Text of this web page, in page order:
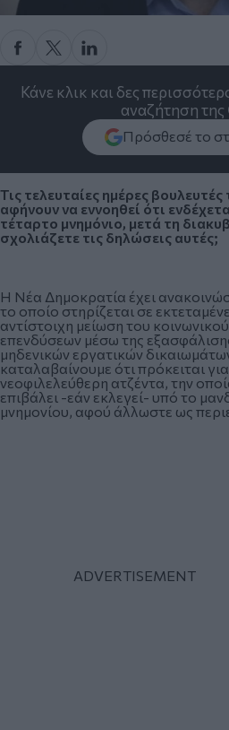
Κάνε κλικ και δες
αναζήτηση της
Πρόσθεσέ το
Τις τελευταίες ημέρες
αφήνουν να εννοηθεί ότι
τέταρτο μνημόνιο, μετά τη
σχολιάζετε τις δηλώσεις αυτές;
Η Νέα Δημοκρατία έχει
το οποίο στηρίζεται σε
αντίστοιχη μείωση του
επενδύσεων μέσω της
μηδενικών εργατικών
καταλαβαίνουμε ότι πρόκειται
νεοφιλελεύθερη ατζέντα, την
επιβάλει -εάν εκλεγεί- υπό το
μνημονίου, αφού άλλωστε ως